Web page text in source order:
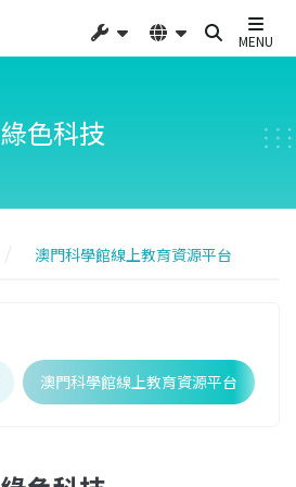
MENU
綠色科技
澳門科學館線上教育資源平台
澳門科學館線上教育資源平台